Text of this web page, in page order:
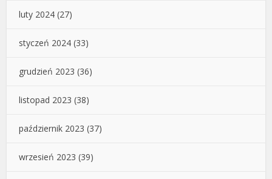
luty 2024 (27)
styczeń 2024 (33)
grudzień 2023 (36)
listopad 2023 (38)
październik 2023 (37)
wrzesień 2023 (39)